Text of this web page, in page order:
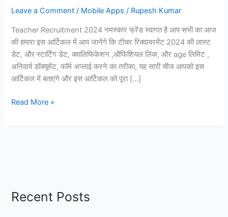
Leave a Comment / Mobile Apps / Rupesh Kumar
Teacher Recruitment 2024 नमस्कार फ्रेंड स्वागत है आप सभी का आज
की हमारा इस आर्टिकल में आप जानेंगे कि टीचर रिक्वायरमेंट 2024 की लास्ट
डेट, और स्टार्टिंग डेट, क्वालिफिकेशन ,ऑफिशियल लिंक, और age लिमिट ,
अनिवार्य डॉक्यूमेंट, फॉर्म अप्लाई करने का तरीका, यह सारी चीज आपको इस
आर्टिकल में बताएंगे और इस आर्टिकल को पूरा […]
Teacher
के
Read More »
Recent Posts